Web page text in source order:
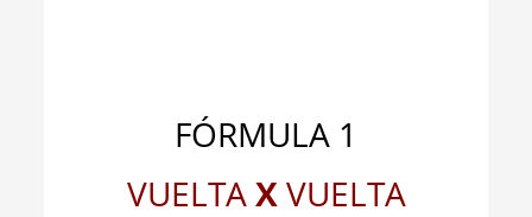
FÓRMULA 1
VUELTAXVUELTA